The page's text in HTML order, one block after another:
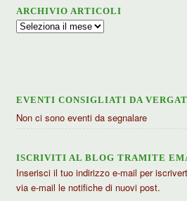
ARCHIVIO ARTICOLI
Archivio
EVENTI CONSIGLIATI DA
Non ci sono eventi da segnalare
ISCRIVITI AL BLOG TRAMITE
Inserisci il tuo indirizzo e-mail per
via e-mail le notifiche di nuovi post.